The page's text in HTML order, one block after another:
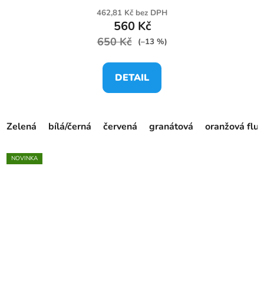
462,81 Kč bez DPH
560 Kč
650 Kč (–13 %)
DETAIL
Zelená bílá/černá červená granátová oranžová fluo
NOVINKA